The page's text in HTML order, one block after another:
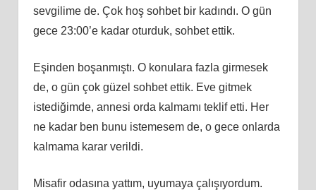
sevgilime de. Çok hoş sohbet bir kadındı. O gün
gece 23:00’e kadar oturduk, sohbet ettik.
Eşinden boşanmıştı. O konulara fazla girmesek
de, o gün çok güzel sohbet ettik. Eve gitmek
istediğimde, annesi orda kalmamı teklif etti. Her
ne kadar ben bunu istemesem de, o gece onlarda
kalmama karar verildi.
Misafir odasına yattım, uyumaya çalışıyordum.